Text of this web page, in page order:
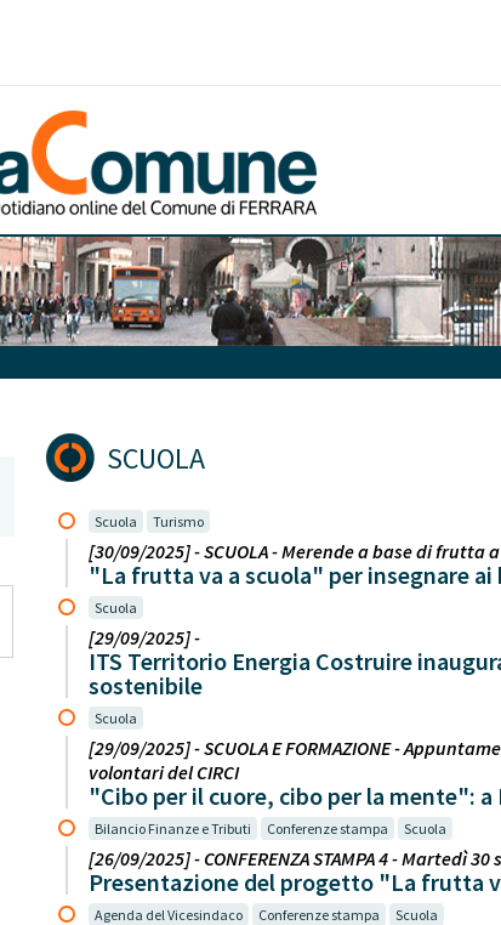
SCUOLA
Scuola Turismo
[30/09/2025] - SCUOLA - Merende a base di
"La frutta va a scuola" per insegnare
Scuola
[29/09/2025] -
ITS Territorio Energia Costruire
sostenibile
Scuola
[29/09/2025] - SCUOLA E FORMAZIONE -
volontari del CIRCI
"Cibo per il cuore, cibo per la mente":
Bilancio Finanze e Tributi Conferenze stampa Scuola
[26/09/2025] - CONFERENZA STAMPA 4 -
Presentazione del progetto "La frutta
Agenda del Vicesindaco Conferenze stampa Scuola